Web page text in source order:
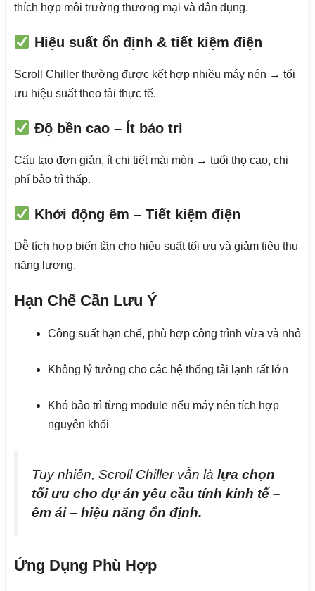
thích hợp môi trường thương mại và dân dụng.
Hiệu suất ổn định & tiết kiệm điện
Scroll Chiller thường được kết hợp nhiều máy nén → tối
ưu hiệu suất theo tải thực tế.
Độ bền cao – Ít bảo trì
Cấu tạo đơn giản, ít chi tiết mài mòn → tuổi thọ cao, chi
phí bảo trì thấp.
Khởi động êm – Tiết kiệm điện
Dễ tích hợp biến tần cho hiệu suất tối ưu và giảm tiêu thụ
năng lượng.
Hạn Chế Cần Lưu Ý
Công suất hạn chế, phù hợp công trình vừa và nhỏ
Không lý tưởng cho các hệ thống tải lạnh rất lớn
Khó bảo trì từng module nếu máy nén tích hợp
nguyên khối
Tuy nhiên, Scroll Chiller vẫn là lựa chọn
tối ưu cho dự án yêu cầu tính kinh tế –
êm ái – hiệu năng ổn định.
Ứng Dụng Phù Hợp